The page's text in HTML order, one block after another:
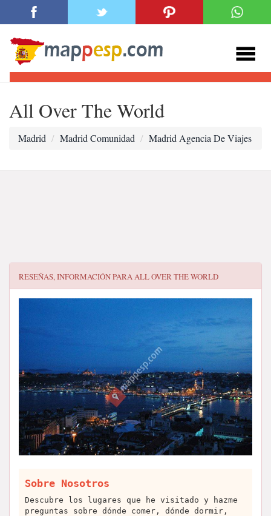
All Over The World
Madrid Madrid Comunidad Madrid Agencia De Viajes
RESEÑAS, INFORMACIÓN PARAALL OVER THE WORLD
Sobre Nosotros
Descubre los lugares que he visitado y hazme
preguntas sobre dónde comer, dónde dormir,